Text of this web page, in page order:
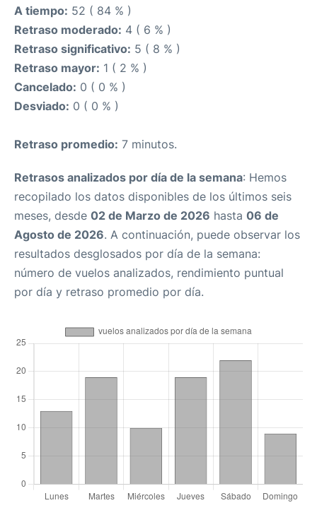
A tiempo: 52 ( 84 % )
Retraso moderado: 4 ( 6 % )
Retraso significativo: 5 ( 8 % )
Retraso mayor: 1 ( 2 % )
Cancelado: 0 ( 0 % )
Desviado: 0 ( 0 % )
Retraso promedio: 7 minutos.
Retrasos analizados por día de la semana: Hemos
recopilado los datos disponibles de los últimos seis
meses, desde 02 de Marzo de 2026 hasta 06 de
Agosto de 2026. A continuación, puede observar los
resultados desglosados por día de la semana:
número de vuelos analizados, rendimiento puntual
por día y retraso promedio por día.